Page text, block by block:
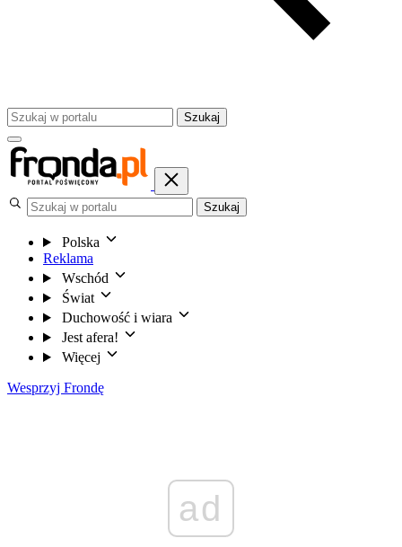
Szukaj
Szukaj
Polska
Reklama
Wschód
Świat
Duchowość i wiara
Jest afera!
Więcej
Wesprzyj Frondę
ad